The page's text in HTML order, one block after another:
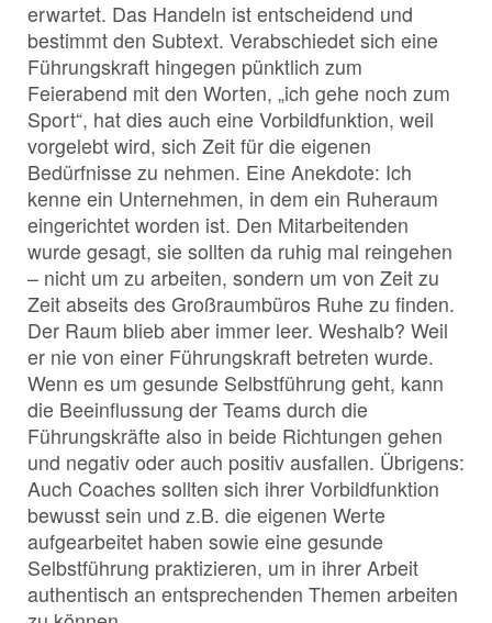
erwartet. Das Handeln ist entscheidend und
bestimmt den Subtext. Verabschiedet sich eine
Führungskraft hingegen pünktlich zum
Feierabend mit den Worten, „ich gehe noch zum
Sport“, hat dies auch eine Vorbildfunktion, weil
vorgelebt wird, sich Zeit für die eigenen
Bedürfnisse zu nehmen. Eine Anekdote: Ich
kenne ein Unternehmen, in dem ein Ruheraum
eingerichtet worden ist. Den Mitarbeitenden
wurde gesagt, sie sollten da ruhig mal reingehen
– nicht um zu arbeiten, sondern um von Zeit zu
Zeit abseits des Großraumbüros Ruhe zu finden.
Der Raum blieb aber immer leer. Weshalb? Weil
er nie von einer Führungskraft betreten wurde.
Wenn es um gesunde Selbstführung geht, kann
die Beeinflussung der Teams durch die
Führungskräfte also in beide Richtungen gehen
und negativ oder auch positiv ausfallen. Übrigens:
Auch Coaches sollten sich ihrer Vorbildfunktion
bewusst sein und z.B. die eigenen Werte
aufgearbeitet haben sowie eine gesunde
Selbstführung praktizieren, um in ihrer Arbeit
authentisch an entsprechenden Themen arbeiten